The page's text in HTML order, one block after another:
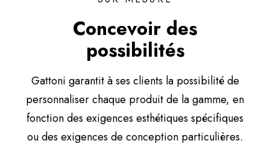
Concevoir des
possibilités
Gattoni garantit à ses clients la possibilité de
personnaliser chaque produit de la gamme, en
fonction des exigences esthétiques spécifiques
ou des exigences de conception particulières.